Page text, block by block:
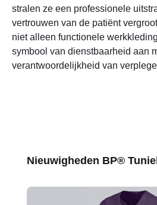
stralen ze een professionele
vertrouwen van de patiënt
niet alleen functionele
symbool van dienstbaarheid aan
verantwoordelijkheid van
Productgalerij overslaan
Nieuwigheden BP®